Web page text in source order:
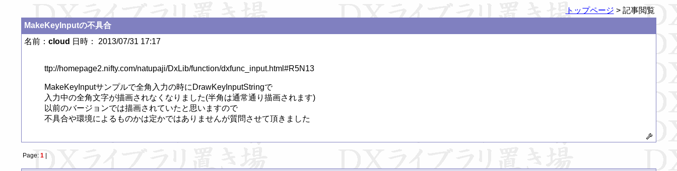
トップページ > 記事閲覧
MakeKeyInputの不具合
名前： cloud 日時： 2013/07/31 17:17
ttp://homepage2.nifty.com/natupaji/DxLib/function/dxfunc_input.html#R5N13
MakeKeyInputサンプルで全角入力の時にDrawKeyInputStringで
入力中の全角文字が描画されなくなりました(半角は通常通り描画されます)
以前のバージョンでは描画されていたと思いますので
不具合や環境によるものかは定かではありませんが質問させて頂きました
Page: 1|